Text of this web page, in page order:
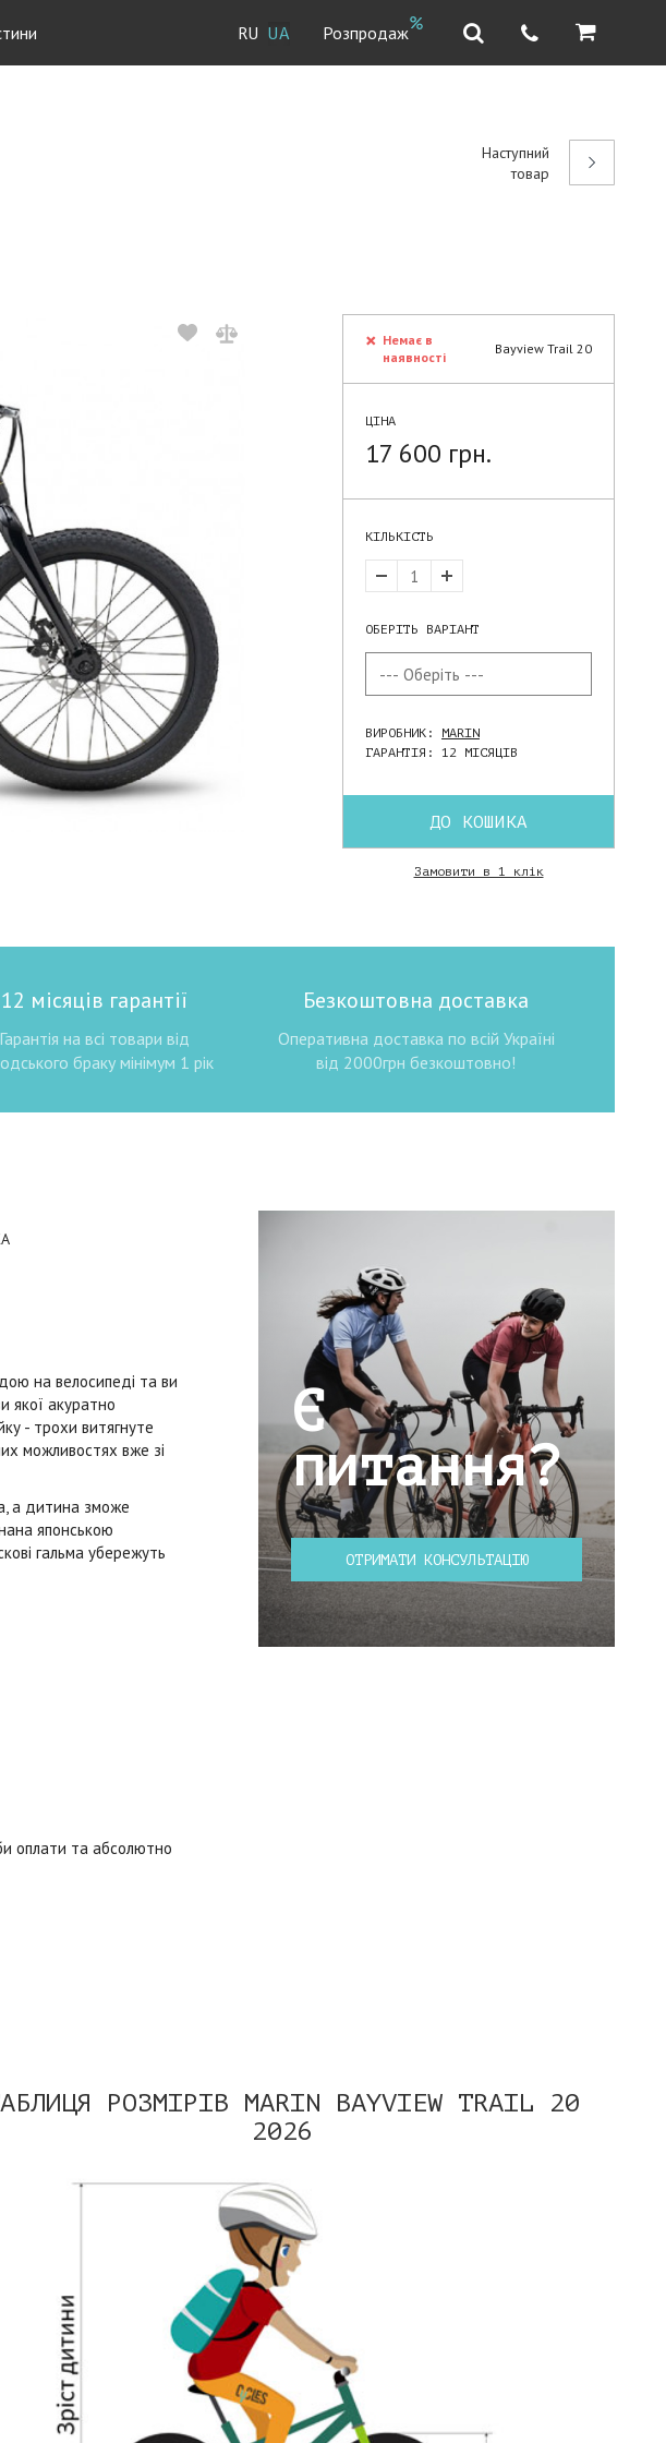
RU UA Розпродаж
Наступний
товар
Немає в
наявності
Bayview Trail 20
ЦІНА
17 600 грн.
КІЛЬКІСТЬ
ОБЕРІТЬ ВАРІАНТ
ВИРОБНИК: MARIN
ГАРАНТІЯ: 12 МІСЯЦІВ
ДО КОШИКА
Замовити в 1 клік
12 місяців гарантії
Гарантія на всі товари від
браку мінімум 1 рік
Безкоштовна доставка
Оперативна доставка по всій Україні
від 2000грн безкоштовно!
на велосипеді та ви
якої акуратно
- трохи витягнуте
можливостях вже зі
а дитина зможе
японською
гальма убережуть
оплати та абсолютно
Є
питання?
ОТРИМАТИ КОНСУЛЬТАЦІЮ
РОЗМІРІВ MARIN BAYVIEW TRAIL 20
2026